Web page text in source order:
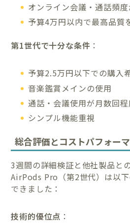
オンライン会議・通話頻
予算4万円以内で最高品質
第1世代で十分な条件 ：
予算2.5万円以下での購入
音楽鑑賞メインの使用
通話・会議使用が月数回程
シンプル機能重視
総合評価とコストパフォー
3週間の詳細検証と他社製品と
AirPods Pro（第2世代）は以
できました：
技術的優位点 ：